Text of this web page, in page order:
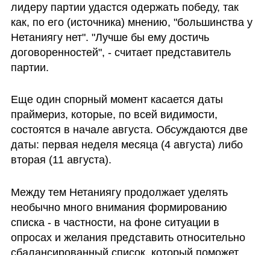
лидеру партии удастся одержать победу, так
как, по его (источника) мнению, "большинства у
Нетаниягу нет". "Лучше бы ему достичь
договоренностей", - считает представитель
партии.
Еще один спорный момент касается даты
праймериз, которые, по всей видимости,
состоятся в начале августа. Обсуждаются две
даты: первая неделя месяца (4 августа) либо
вторая (11 августа).
Между тем Нетаниягу продолжает уделять
необычно много внимания формированию
списка - в частности, на фоне ситуации в
опросах и желания представить относительно